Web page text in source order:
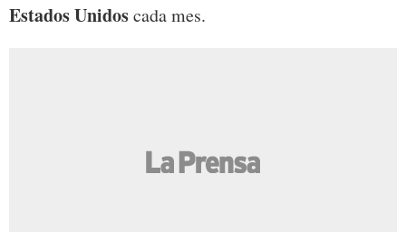
Estados Unidoscada mes.